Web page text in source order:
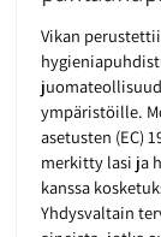
Vikan
ympäristöille.
asetusten (EC)
merkitty lasi ja
kanssa
Yhdysvaltain